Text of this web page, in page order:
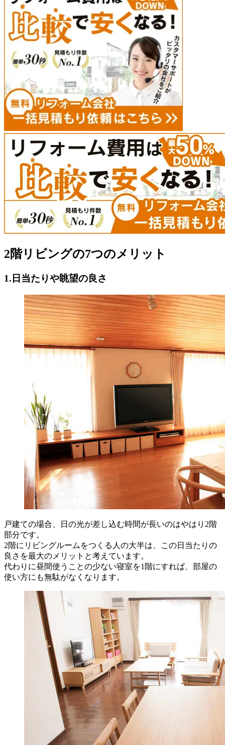
2階リビングの7つのメリット
1.日当たりや眺望の良さ
戸建ての場合、日の光が差し込む時間が長いのはやはり2階
部分です。
2階にリビングルームをつくる人の大半は、この日当たりの
良さを最大のメリットと考えています。
代わりに昼間使うことの少ない寝室を1階にすれば、部屋の
使い方にも無駄がなくなります。